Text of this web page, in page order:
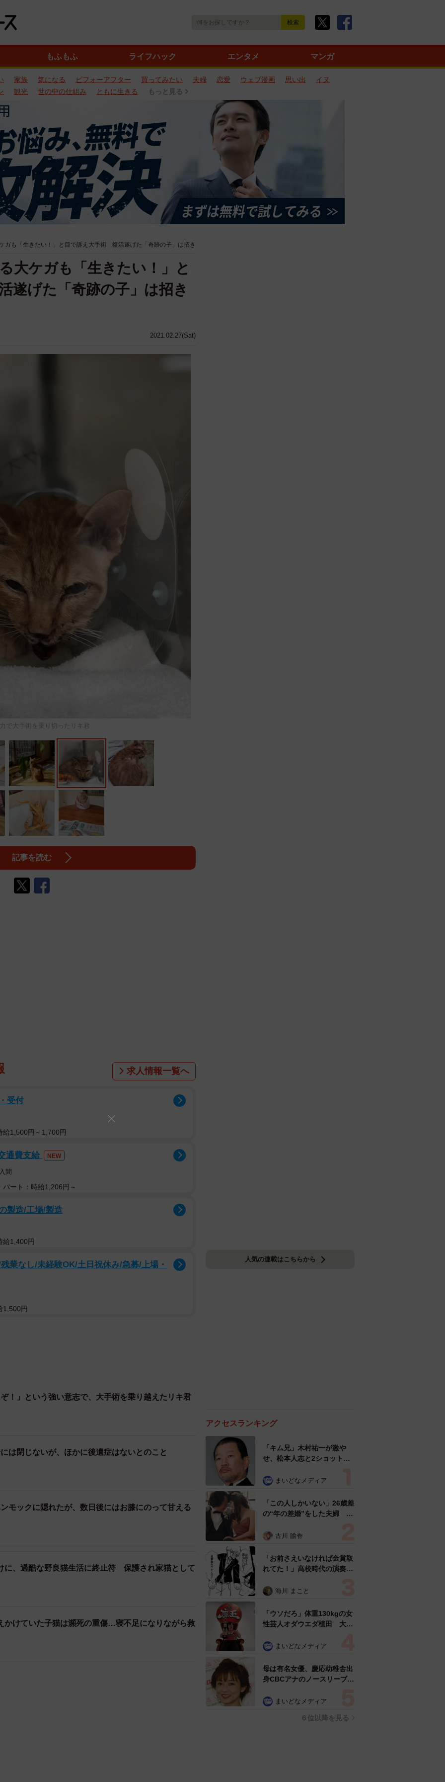
もふもふ ライフハック エンタメ マンガ
家族 気になる ビフォーアフター 買ってみたい 夫婦 恋愛 ウェブ漫画 思い出
イヌ
観光 世の中の仕組み ともに生きる もっと見る
ガも「生きたい！」と目で訴え大手術 復活遂げた「奇跡の子」は招き
2021.02.27(Sat)
大ケガも「生きたい！」と
遂げた「奇跡の子」は招き
で大手術を乗り切ったリキ君
記事を読む
求人情報一覧へ
受付
給1,500円～1,700円
通費支給 NEW
間
パート：時給1,206円～
製造/工場/製造
給1,400円
業なし/未経験OK/土日祝休み/急募/上場・
1,500円
！」という強い意志で、大手術を乗り越えたリキ君
は閉じないが、ほかに後遺症はないとのこと
モックに隠れたが、数日後にはお膝にのって甘える
に、過酷な野良猫生活に終止符 保護され家猫として
かけていた子猫は瀕死の重傷…寝不足になりながら救
人気の連載はこちらから
アクセスランキング
「キム兄」木村祐一が激や
せ、松本人志と2ショット
「テキヤの兄さん」
まいどなメディア
「この人しかいない」26歳差
の“年の差婚”をした夫婦 出
た？ 今の思いを聞いた
古川 諭香
「お前さえいなければ金賞取
れてた！」高校時代の演奏会
生は楽器修理職人に 10年後
ぬ申し出【漫画】
海川 まこと
「ウソだろ」体重130kgの女
性芸人オダウエダ植田 大学
で」 まいどなメディア
母は有名女優、慶応幼稚舎出
身CBCアナのノースリーブ姿
る」「天使の笑顔」
まいどなメディア
６位以降を見る